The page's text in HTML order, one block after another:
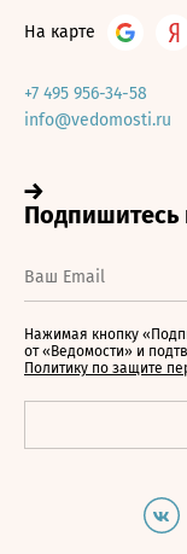
На карте
+7 495 956-34-58
info@vedomosti.ru
Нажимая кнопку
от «Ведомости» и
Политику по защите